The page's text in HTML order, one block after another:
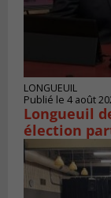
LONGUEUIL
Publié le 4 août
Longueuil
élection